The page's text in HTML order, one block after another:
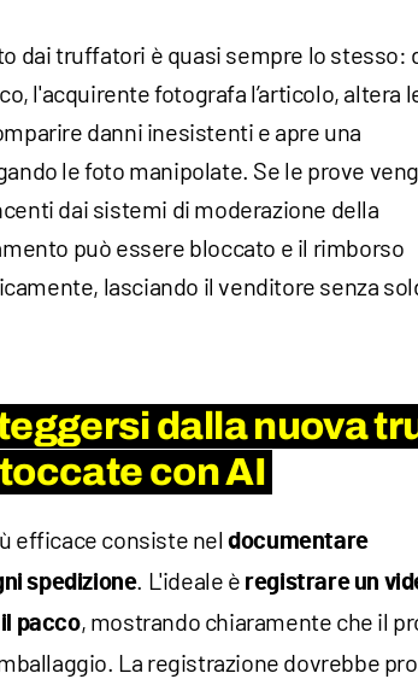
dai truffatori è quasi sempre lo stesso:
l'acquirente fotografa l’articolo, altera
danni inesistenti e apre una
le foto manipolate. Se le prove
dai sistemi di moderazione della
può essere bloccato e il rimborso
lasciando il venditore senza
dalla nuova
con AI
efficace consiste neldocumentare
spedizione. L'ideale è registrare un
pacco, mostrando chiaramente che il
La registrazione dovrebbe